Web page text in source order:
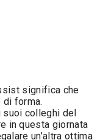
significa che
forma.
colleghi del
in questa giornata
un’altra ottima